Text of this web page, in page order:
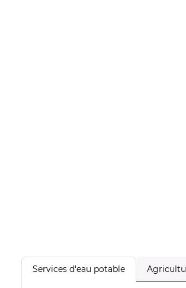
Services d'eau potable